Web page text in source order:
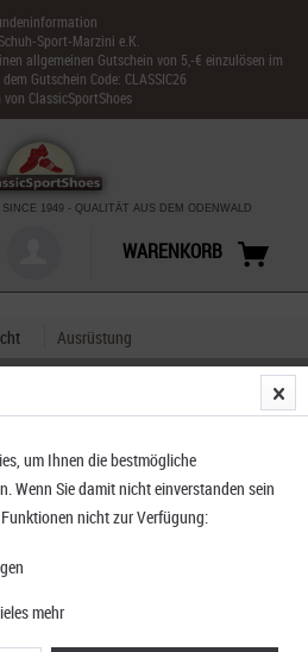
Sport-Marzini e.K.
allgemeinen Gutschein von 5,-€ einzulösen im
Gutschein Code: CLASSIC26
von ClassicSportShoes
1949 - QUALITÄT AUS DEM ODENWALD
WARENKORB
Ausrüstung
um Ihnen die bestmögliche
Wenn Sie damit nicht einverstanden sein
nicht zur Verfügung:
mehr